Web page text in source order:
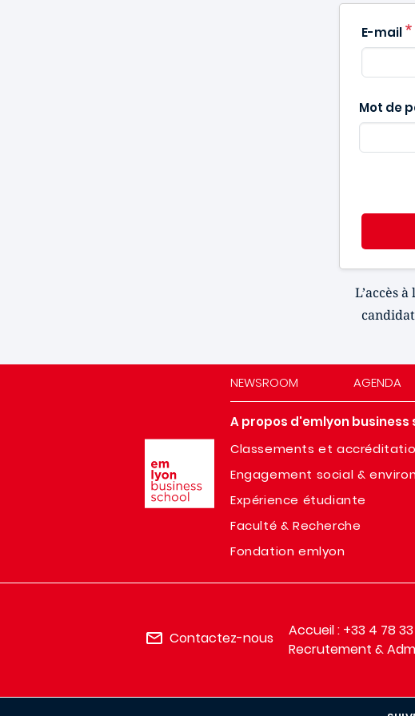
E-mail
Mot de
L’accès
NEWSROOM AGENDA
A propos d'emlyon business
Classements et
Engagement social &
Expérience étudiante
Faculté & Recherche
Fondation emlyon
Contactez-nous
Accueil : +33 4 78
Recrutement &